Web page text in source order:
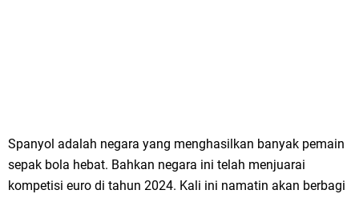
Spanyol adalah negara yang menghasilkan banyak pemain
sepak bola hebat. Bahkan negara ini telah menjuarai
kompetisi euro di tahun 2024. Kali ini namatin akan berbagi